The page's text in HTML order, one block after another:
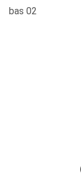
bas 02